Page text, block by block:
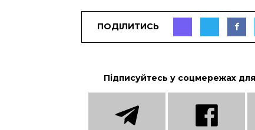
ПОДІЛИТИСЬ
Підписуйтесь у соцмережах